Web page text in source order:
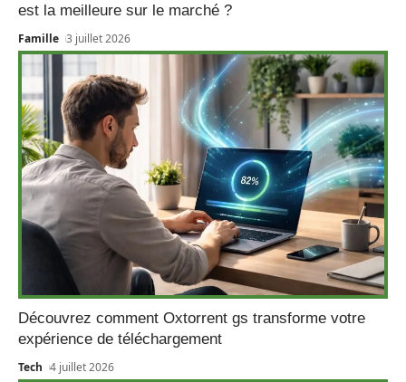
est la meilleure sur le marché ?
Famille 3 juillet 2026
Découvrez comment Oxtorrent gs transforme votre
expérience de téléchargement
Tech 4 juillet 2026